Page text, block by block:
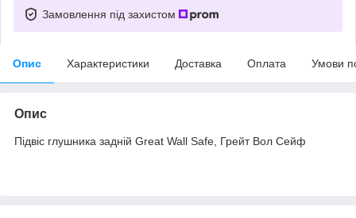
Замовлення під захистом
Опис Характеристики Доставка Оплата Умови
Опис
Підвіс глушника задній Great Wall Safe, Грейт Вол Сейф